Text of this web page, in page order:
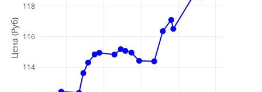
114
116
118
Цена (Руб)